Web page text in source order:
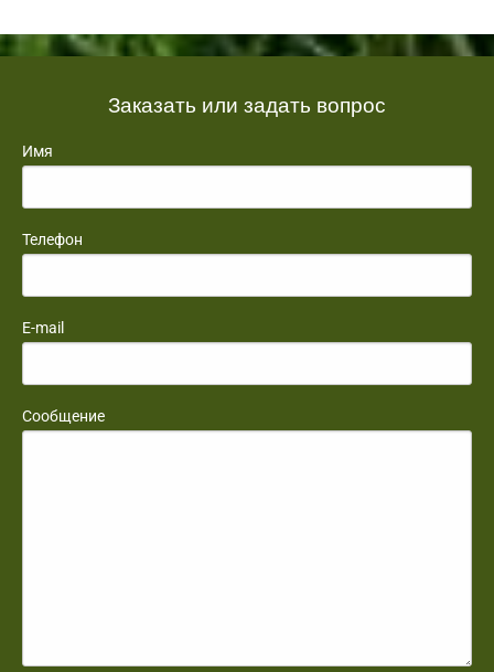
Заказать или задать вопрос
Имя
Телефон
E-mail
Сообщение